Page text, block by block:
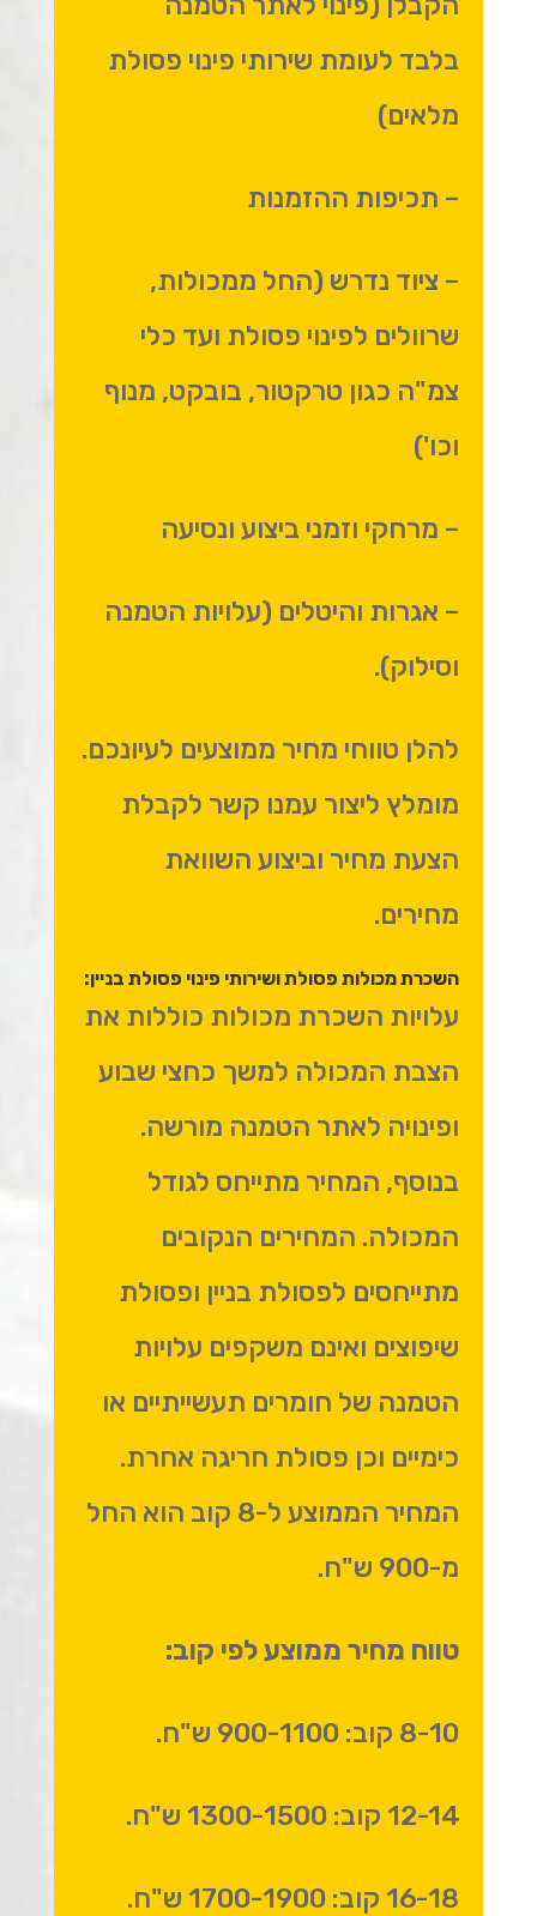
בלבד לעומת שירותי פינוי פסולת
מלאים)
– תכיפות ההזמנות
– ציוד נדרש (החל ממכולות,
שרוולים לפינוי פסולת ועד כלי
צמ"ה כגון טרקטור, בובקט, מנוף
וכו')
– מרחקי וזמני ביצוע ונסיעה
– אגרות והיטלים (עלויות הטמנה
וסילוק).
להלן טווחי מחיר ממוצעים לעיונכם.
מומלץ ליצור עמנו קשר לקבלת
הצעת מחיר וביצוע השוואת
מחירים.
השכרת מכולות פסולת ושירותי פינוי פסולת בניין:
עלויות השכרת מכולות כוללות את
הצבת המכולה למשך כחצי שבוע
ופינויה לאתר הטמנה מורשה.
בנוסף, המחיר מתייחס לגודל
המכולה. המחירים הנקובים
מתייחסים לפסולת בניין ופסולת
שיפוצים ואינם משקפים עלויות
הטמנה של חומרים תעשייתיים או
כימיים וכן פסולת חריגה אחרת.
המחיר הממוצע ל-8 קוב הוא החל
מ-900 ש"ח.
טווח מחיר ממוצע לפי קוב:
8-10 קוב: 900-1100 ש"ח.
12-14 קוב: 1300-1500 ש"ח.
16-18 קוב: 1700-1900 ש"ח.